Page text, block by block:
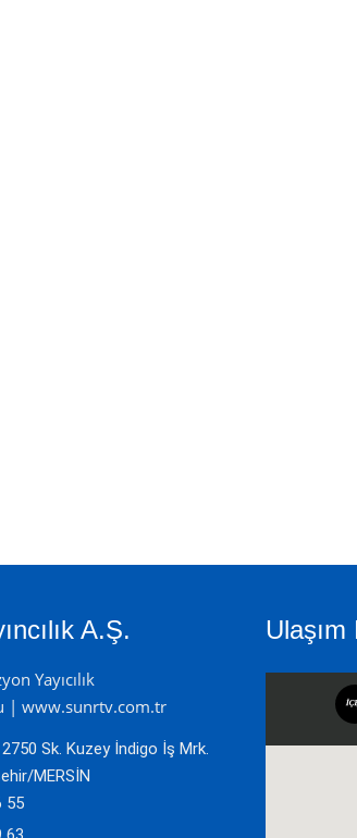
A.Ş.
Yayıcılık
| www.sunrtv.com.tr
2750 Sk. Kuzey İndigo İş Mrk.
MERSİN
55
Ulaşım